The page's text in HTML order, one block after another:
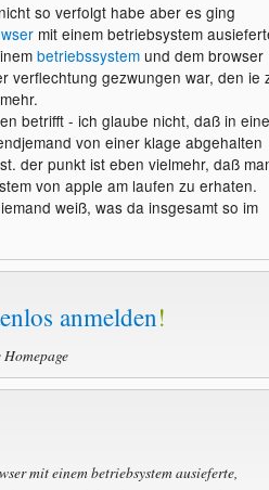
so verfolgt habe aber es ging
mit einem betriebsystem
betriebssystemund dem browser
verflechtung gezwungen war, den ie
betrifft - ich glaube nicht, daß in
von einer klage abgehalten
der punkt ist eben vielmehr, daß
von apple am laufen zu erhaten.
weiß, was da insgesamt so im
anmelden!
mit einem betriebsystem ausieferte,